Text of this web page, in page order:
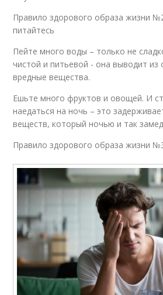
Правило здорового образа жизни
питайтесь
Пейте много воды – только не
чистой и питьевой - она выводит из
вредные вещества.
Ешьте много фруктов и овощей. И
наедаться на ночь – это
веществ, который ночью и так
Правило здорового образа жизни